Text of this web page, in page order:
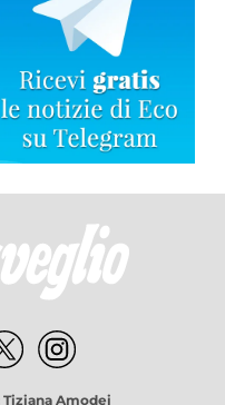
Amodei